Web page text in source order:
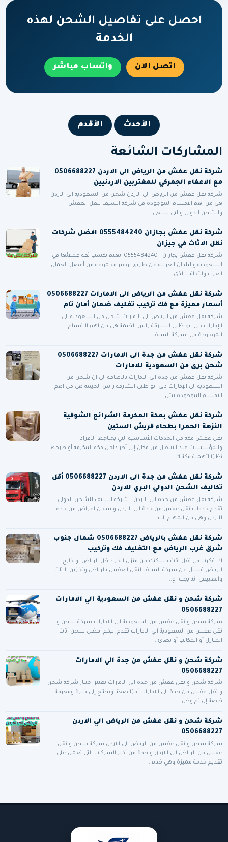
احصل على تفاصيل الشحن لهذه
الخدمة
اتصل الآن واتساب مباشر
الأحدث الأقدم
المشاركات الشائعة
شركة نقل عفش من الرياض الى الاردن 0506688227
مع الاعفاء الجمركي للمغتربين الاردنيين
شركة نقل عفش من الرياض الى الاردن شحن من السعودية الى الاردن
هى من اهم الاقسام الموجودة فى شركة السيف لنقل العفش
والشحن الدولى والتى نسعى ...
شركة نقل عفش بجازان 0555484240 افضل شركات
نقل الاثاث في جيزان
شركة نقل عفش بجازان 0555484240 تهتم بكسب ثقة عملائها في
السعودية والبلدان العربية عن طريق توفير مجموعة من أفضل العمال
العرب والأجانب الذي...
شركة نقل عفش من الرياض الى الامارات 0506688227
أسعار مميزة مع فك تركيب تغليف ضمان أمان تام
شركة نقل عفش من الرياض الى الامارات شحن من السعودية الى
الإمارات دبى ابو ظبى الشارقة راس الخيمة هى من اهم الاقسام
الموجودة فى شركة السيف ...
شركة نقل عفش من جدة الى الامارات 0506688227
شحن برى من السعودية للامارات
شركة نقل عفش من جدة الى الامارات بالاضافة الى ان شحن من
السعودية الى الإمارات دبى ابو ظبى الشارقة راس الخيمة هى من اهم
الاقسام الموجودة بش...
شركة نقل عفش بمكة المكرمة الشرائع الشوقية
النزهة الحمرا بطحاء قريش الستين
نقل عفش مكة من الخدمات الأساسية التي يحتاجها الأفراد
والمؤسسات عند الانتقال من مكان إلى آخر داخل مكة المكرمة أو خارجها.
نظرًا لأهمية مكة ك...
شركة نقل عفش من جدة الى الاردن 0506688227 أقل
تكاليف الشحن الدولي البري للاردن
شركة نقل عفش من جدة الي الاردن شركة السيف للشحن الدولي
تقدم خدمات نقل عفش من جدة الي الاردن و شحن اغراض من جده
للاردن وهى من المهام الت...
شركة نقل عفش بالرياض 0506688227 شمال جنوب
شرق غرب الرياض مع التغليف فك وتركيب
اذا فكرت فى نقل اثاث مسكنك من منزل لاخر داخل الرياض او خارج
الرياض فسأل عن شركة السيف لنقل العفش بالرياض وتخزين الاثاث
والطبيعى انه يجب ع...
شركة شحن و نقل عفش من السعودية الي الامارات
0506688227
شركة شحن و نقل عفش من السعودية الي الامارات شركة شحن و
نقل عفش من السعودية الي الامارات تقدم إليكم أفضل شحن أثاث
المنازل أو المكاتب أو بضائ...
شركة شحن و نقل عفش من جدة الي الامارات
0506688227
شركة شحن و نقل عفش من جدة الي الامارات يعتبر اختيار شركة شحن
و نقل عفش من جدة الي الامارات أمرًا صعبًا ويحتاج إلى خبرة ومعرفة،
خاصة إن تم وض...
شركة شحن و نقل عفش من الرياض الي الاردن
0506688227
شركة شحن و نقل عفش من الرياض الي الاردن شركة شحن و نقل
عفش من الرياض الي الاردن واحدة من أكبر الشركات التي تعمل على
تقديم خدمة مميزة وهي خدم...